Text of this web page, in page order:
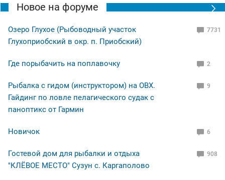
Новое на форуме
Озеро Глухое (Рыбоводный участок
Глухоприобский в окр. п. Приобский)
7731
Где порыбачить на поплавочку 2
Рыбалка с гидом (инструктором) на ОВХ.
Гайдинг по ловле пелагического судак с
паноптикс от Гармин
9
Новичок 6
Гостевой дом для рыбалки и отдыха
"КЛЁВОЕ МЕСТО" Сузун с. Каргаполово
908